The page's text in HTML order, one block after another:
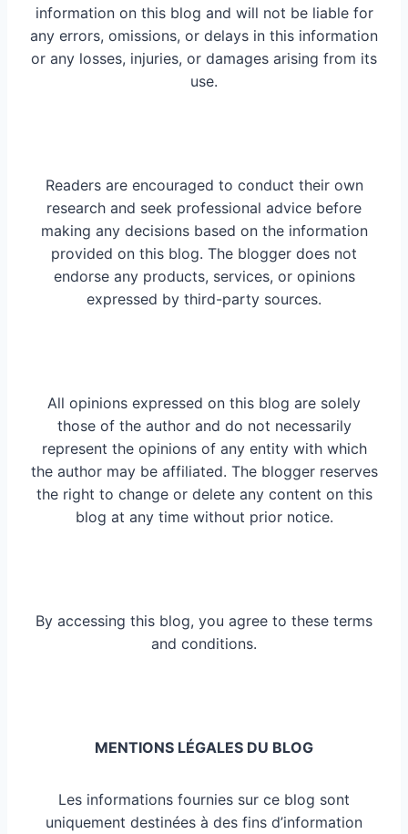
information on this blog and will not be liable for
any errors, omissions, or delays in this information
or any losses, injuries, or damages arising from its
use.
Readers are encouraged to conduct their own
research and seek professional advice before
making any decisions based on the information
provided on this blog. The blogger does not
endorse any products, services, or opinions
expressed by third-party sources.
All opinions expressed on this blog are solely
those of the author and do not necessarily
represent the opinions of any entity with which
the author may be affiliated. The blogger reserves
the right to change or delete any content on this
blog at any time without prior notice.
By accessing this blog, you agree to these terms
and conditions.
MENTIONS LÉGALES DU BLOG
Les informations fournies sur ce blog sont
uniquement destinées à des fins d’information